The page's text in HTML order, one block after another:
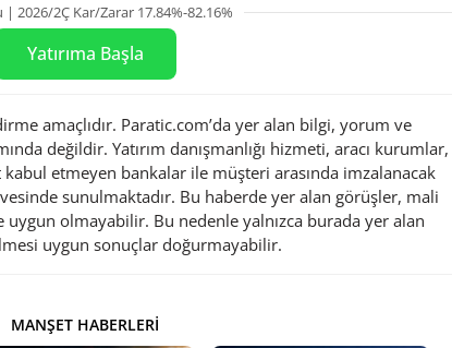
2026/2Ç Kar/Zarar 17.84%-82.16%
Yatırıma Başla
amaçlıdır. Paratic.com’da yer alan bilgi, yorum ve
değildir. Yatırım danışmanlığı hizmeti, aracı kurumlar,
etmeyen bankalar ile müşteri arasında imzalanacak
sunulmaktadır. Bu haberde yer alan görüşler, mali
olmayabilir. Bu nedenle yalnızca burada yer alan
uygun sonuçlar doğurmayabilir.
MANŞET HABERLERI